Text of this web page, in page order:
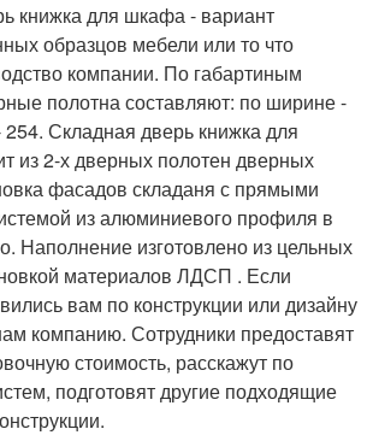
книжка для шкафа - вариант
образцов мебели или то что
компании. По габартиным
полотна составляют: по ширине -
Складная дверь книжка для
из 2-х дверных полотен дверных
фасадов складаня с прямыми
из алюминиевого профиля в
Наполнение изготовлено из цельных
материалов ЛДСП . Если
вам по конструкции или дизайну
компанию. Сотрудники предоставят
стоимость, расскажут по
подготовят другие подходящие